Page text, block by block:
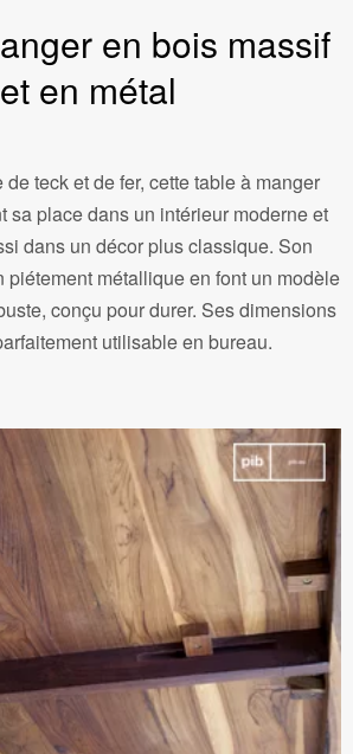
en bois massif
et en métal
teck et de fer, cette table à manger
sa place dans un intérieur moderne et
dans un décor plus classique. Son
piétement métallique en font un modèle
conçu pour durer. Ses dimensions
utilisable en bureau.